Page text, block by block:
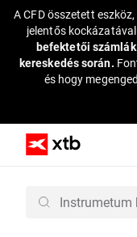
A CFD összetett
jelentős
befektetői számlák
kereskedés során.
és hogy